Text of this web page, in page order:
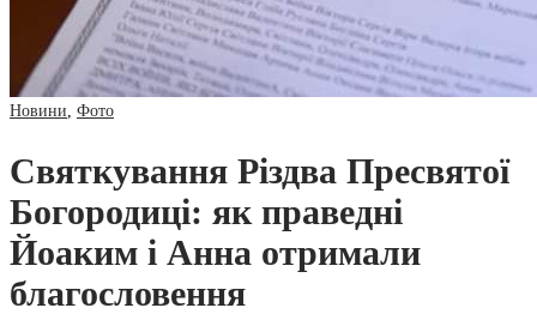
Новини Фото
Святкування Різдва Пресвятої
Богородиці: як праведні
Йоаким і Анна отримали
благословення